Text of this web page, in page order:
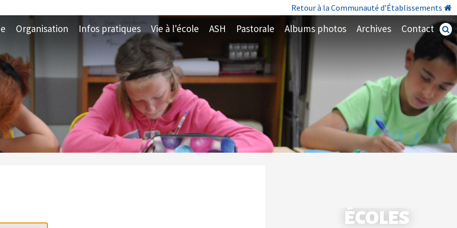
Retour à la Communauté d’Établissements
Organisation Infos pratiques Vie à l'école ASH Pastorale Albums photos Archives Contact
ÉCOLES